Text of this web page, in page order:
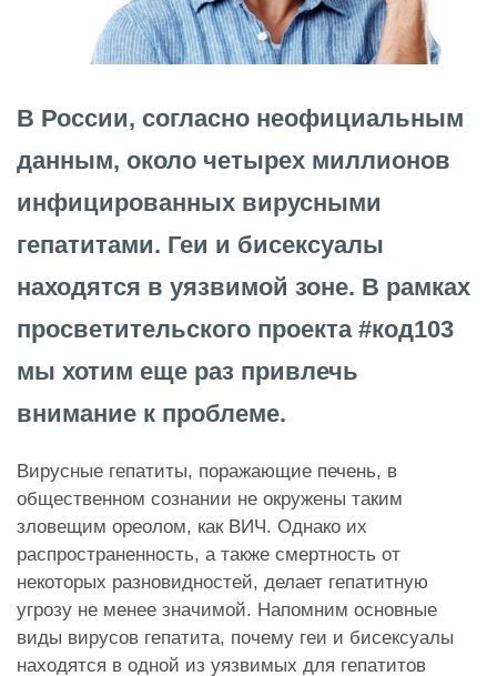
В России, согласно неофициальным
данным, около четырех миллионов
инфицированных вирусными
гепатитами. Геи и бисексуалы
находятся в уязвимой зоне. В рамках
просветительского проекта #код103
мы хотим еще раз привлечь
внимание к проблеме.
Вирусные гепатиты, поражающие печень, в
общественном сознании не окружены таким
зловещим ореолом, как ВИЧ. Однако их
распространенность, а также смертность от
некоторых разновидностей, делает гепатитную
угрозу не менее значимой. Напомним основные
виды вирусов гепатита, почему геи и бисексуалы
находятся в одной из уязвимых для гепатитов